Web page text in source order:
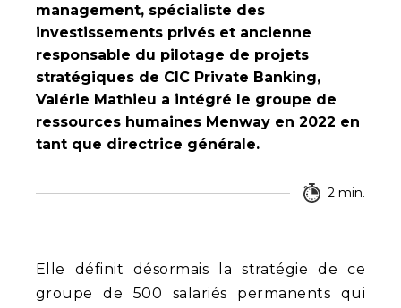
management, spécialiste des
investissements privés et ancienne
responsable du pilotage de projets
stratégiques de CIC Private Banking,
Valérie Mathieu a intégré le groupe de
ressources humaines Menway en 2022 en
tant que directrice générale.
2 min.
Elle définit désormais la stratégie de ce
groupe de 500 salariés permanents qui